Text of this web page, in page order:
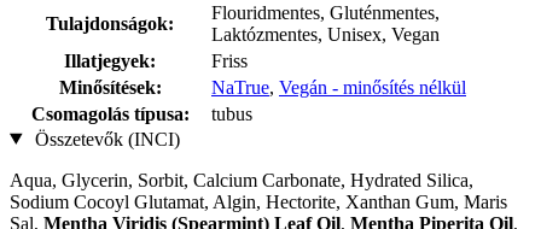
Tulajdonságok:
Flouridmentes, Gluténmentes,
Laktózmentes, Unisex, Vegan
Illatjegyek:
Friss
Minősítések:
NaTrue, Vegán - minősítés nélkül
Csomagolás típusa:
tubus
Összetevők (INCI)
Aqua, Glycerin, Sorbit, Calcium Carbonate, Hydrated Silica,
Sodium Cocoyl Glutamat, Algin, Hectorite, Xanthan Gum, Maris
Sal, Mentha Viridis (Spearmint) Leaf Oil, Mentha Piperita Oil,